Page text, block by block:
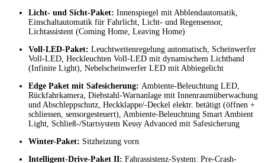
Licht- und Sicht-Paket: Innenspiegel mit Abblendautomatik,
Einschaltautomatik für Fahrlicht, Licht- und Regensensor,
Lichtassistent (Coming Home, Leaving Home)
Voll-LED-Paket: Leuchtweitenregelung automatisch, Scheinwerfer
Voll-LED, Heckleuchten Voll-LED mit dynamischem Lichtband
(Infinite Light), Nebelscheinwerfer LED mit Abbiegelicht
Edge Paket mit Safesicherung: Ambiente-Beleuchtung LED,
Rückfahrkamera, Diebstahl-Warnanlage mit Innenraumüberwachung
und Abschleppschutz, Heckklappe/-Deckel elektr. betätigt (öffnen +
schliessen, sensorgesteuert), Ambiente-Beleuchtung Smart Ambient
Light, Schließ-/Startsystem Kessy Advanced mit Safesicherung
Winter-Paket: Sitzheizung vorn
Intelligent-Drive-Paket II: Fahrassistenz-System: Pre-Crash-